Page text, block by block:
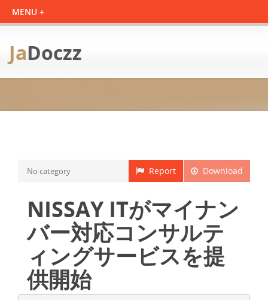
JaDoczz
Download
Report
No category
NISSAY ITがマイナン
バー対応コンサルテ
ィングサービスを提
供開始